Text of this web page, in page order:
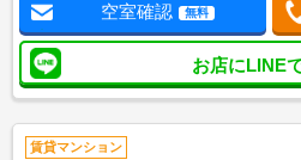
空室確認 無料
お店にLINE
賃貸マンション